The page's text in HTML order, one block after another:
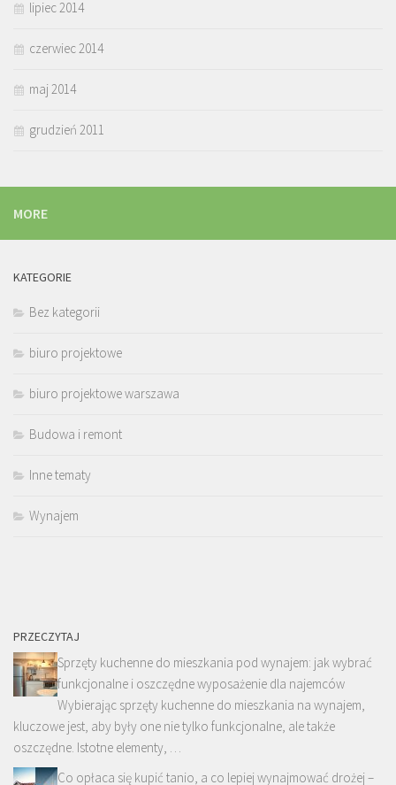
lipiec 2014
czerwiec 2014
maj 2014
grudzień 2011
MORE
KATEGORIE
Bez kategorii
biuro projektowe
biuro projektowe warszawa
Budowa i remont
Inne tematy
Wynajem
PRZECZYTAJ
Sprzęty kuchenne do mieszkania pod wynajem: jak wybrać
funkcjonalne i oszczędne wyposażenie dla najemców
Wybierając sprzęty kuchenne do mieszkania na wynajem,
kluczowe jest, aby były one nie tylko funkcjonalne, ale także
oszczędne. Istotne elementy, …
Co opłaca się kupić tanio, a co lepiej wynajmować drożej –